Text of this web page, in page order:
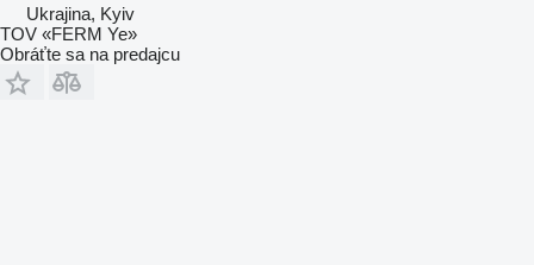
Ukrajina, Kyiv
TOV «FERM Ye»
Obráťte sa na predajcu